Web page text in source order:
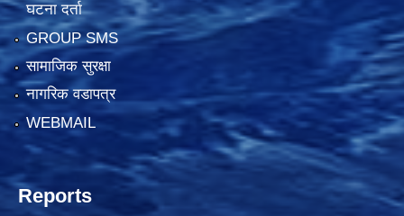
घटना दर्ता
GROUP SMS
सामाजिक सुरक्षा
नागरिक वडापत्र
WEBMAIL
Reports